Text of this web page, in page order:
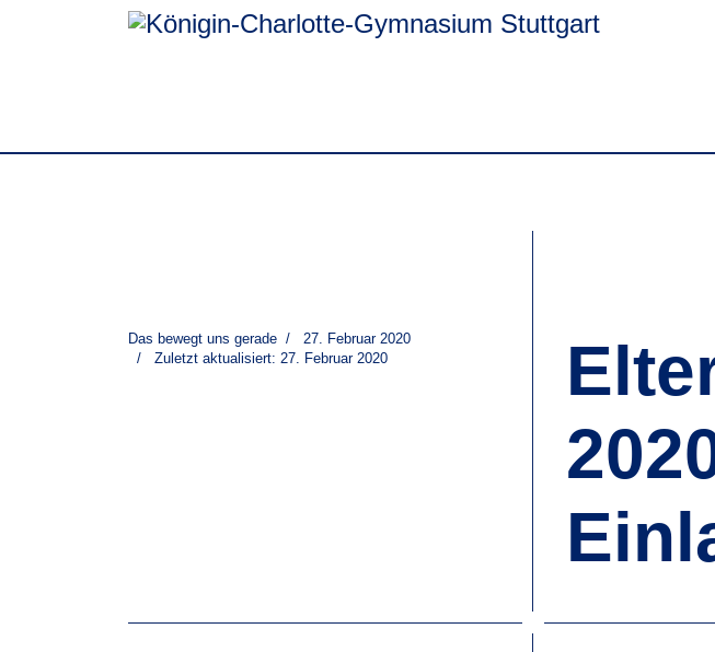
Das bewegt uns gerade
27. Februar 2020
Zuletzt aktualisiert: 27. Februar 2020